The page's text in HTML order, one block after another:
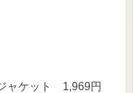
ャケット 1,969円